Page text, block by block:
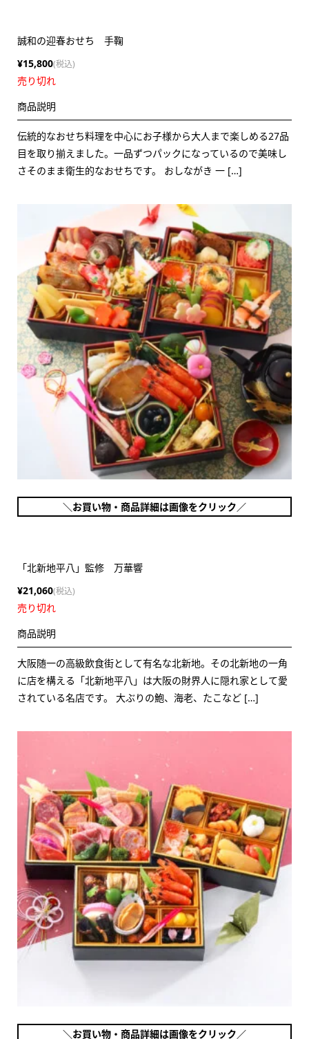
誠和の迎春おせち 手鞠
¥15,800(税込)
売り切れ
商品説明
伝統的なおせち料理を中心にお子様から大人まで楽しめる27品
目を取り揃えました。一品ずつパックになっているので美味し
さそのまま衛生的なおせちです。 おしながき 一 […]
＼お買い物・商品詳細は画像をクリック／
「北新地平八」監修 万華響
¥21,060(税込)
売り切れ
商品説明
大阪随一の高級飲食街として有名な北新地。その北新地の一角
に店を構える「北新地平八」は大阪の財界人に隠れ家として愛
されている名店です。 大ぶりの鮑、海老、たこなど […]
＼お買い物・商品詳細は画像をクリック／